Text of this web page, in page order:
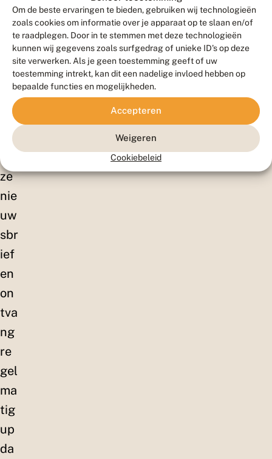
Om de beste ervaringen te bieden, gebruiken wij technologieën
zoals cookies om informatie over je apparaat op te slaan en/of
te raadplegen. Door in te stemmen met deze technologieën
kunnen wij gegevens zoals surfgedrag of unieke ID's op deze
site verwerken. Als je geen toestemming geeft of uw
toestemming intrekt, kan dit een nadelige invloed hebben op
bepaalde functies en mogelijkheden.
Accepteren
Weigeren
Cookiebeleid
en!
Sc
hrij
f je
vo
on
ze
nie
uw
sbr
ief
en
on
tva
ng
re
gel
ma
tig
up
da